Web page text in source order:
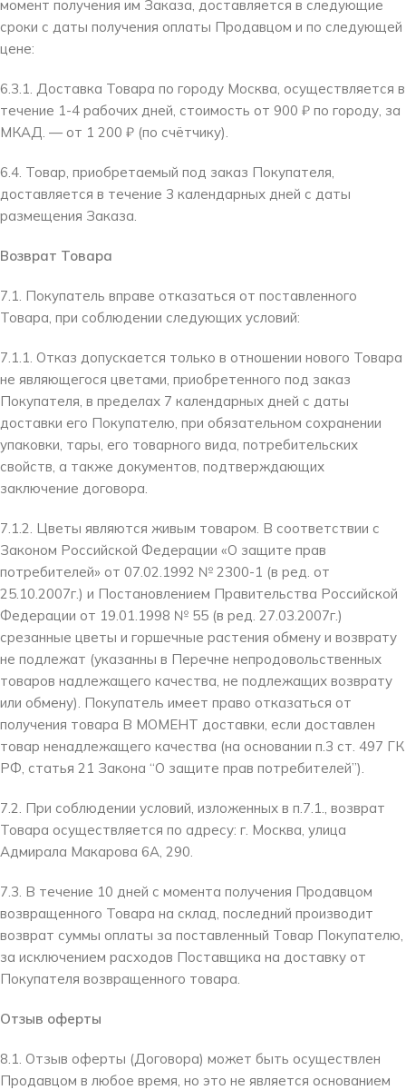
момент получения им Заказа, доставляется в следующие
сроки с даты получения оплаты Продавцом и по следующей
цене:
6.3.1. Доставка Товара по городу Москва, осуществляется в
течение 1-4 рабочих дней, стоимость от 900 ₽ по городу, за
МКАД. — от 1 200 ₽ (по счётчику).
6.4. Товар, приобретаемый под заказ Покупателя,
доставляется в течение 3 календарных дней с даты
размещения Заказа.
Возврат Товара
7.1. Покупатель вправе отказаться от поставленного
Товара, при соблюдении следующих условий:
7.1.1. Отказ допускается только в отношении нового Товара
не являющегося цветами, приобретенного под заказ
Покупателя, в пределах 7 календарных дней с даты
доставки его Покупателю, при обязательном сохранении
упаковки, тары, его товарного вида, потребительских
свойств, а также документов, подтверждающих
заключение договора.
7.1.2. Цветы являются живым товаром. В соответствии с
Законом Российской Федерации «О защите прав
потребителей» от 07.02.1992 № 2300-1 (в ред. от
25.10.2007г.) и Постановлением Правительства Российской
Федерации от 19.01.1998 № 55 (в ред. 27.03.2007г.)
срезанные цветы и горшечные растения обмену и возврату
не подлежат (указанны в Перечне непродовольственных
товаров надлежащего качества, не подлежащих возврату
или обмену). Покупатель имеет право отказаться от
получения товара В МОМЕНТ доставки, если доставлен
товар ненадлежащего качества (на основании п.3 ст. 497 ГК
РФ, статья 21 Закона “О защите прав потребителей”).
7.2. При соблюдении условий, изложенных в п.7.1., возврат
Товара осуществляется по адресу: г. Москва, улица
Адмирала Макарова 6А, 290.
7.3. В течение 10 дней с момента получения Продавцом
возвращенного Товара на склад, последний производит
возврат суммы оплаты за поставленный Товар Покупателю,
за исключением расходов Поставщика на доставку от
Покупателя возвращенного товара.
Отзыв оферты
8.1. Отзыв оферты (Договора) может быть осуществлен
Продавцом в любое время, но это не является основанием